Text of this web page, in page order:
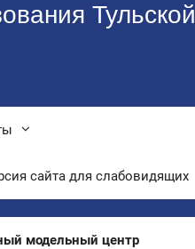
Тульской
сайта для слабовидящих
модельный центр